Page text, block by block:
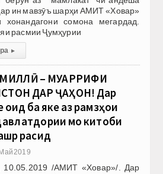
ин мавзӯъ шарҳи АМИТ «Ховар»
хонандагони сомона мегардад.
расмии Ҷумҳурии
▸
– МУАРРИФИ
ДАР ҶАҲОН! Дар
ба яке аз рамзҳои
мо китоби
расид
2019
/АМИТ «Ховар»/. Дар